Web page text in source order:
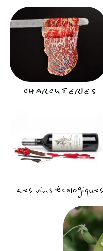
CHARCUTERIES
Les vins écologiques